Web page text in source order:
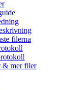
filerna
& mer filer